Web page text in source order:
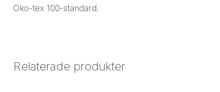
Öko-tex 100-standard.
Relaterade produkter